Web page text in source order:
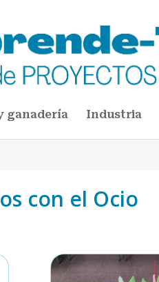
ganadería Industria
con el Ocio